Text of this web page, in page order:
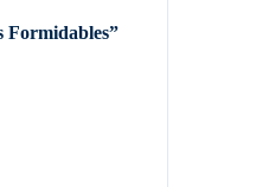
Formidables”